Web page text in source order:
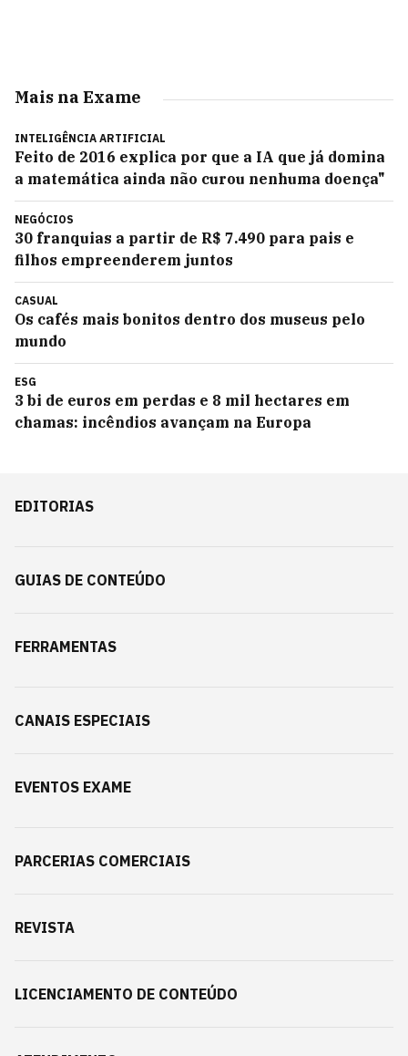
Mais na Exame
INTELIGÊNCIA ARTIFICIAL
Feito de 2016 explica por que a IA que já domina
a matemática ainda não curou nenhuma doença"
NEGÓCIOS
30 franquias a partir de R$ 7.490 para pais e
filhos empreenderem juntos
CASUAL
Os cafés mais bonitos dentro dos museus pelo
mundo
ESG
3 bi de euros em perdas e 8 mil hectares em
chamas: incêndios avançam na Europa
EDITORIAS
GUIAS DE CONTEÚDO
FERRAMENTAS
CANAIS ESPECIAIS
EVENTOS EXAME
PARCERIAS COMERCIAIS
REVISTA
LICENCIAMENTO DE CONTEÚDO